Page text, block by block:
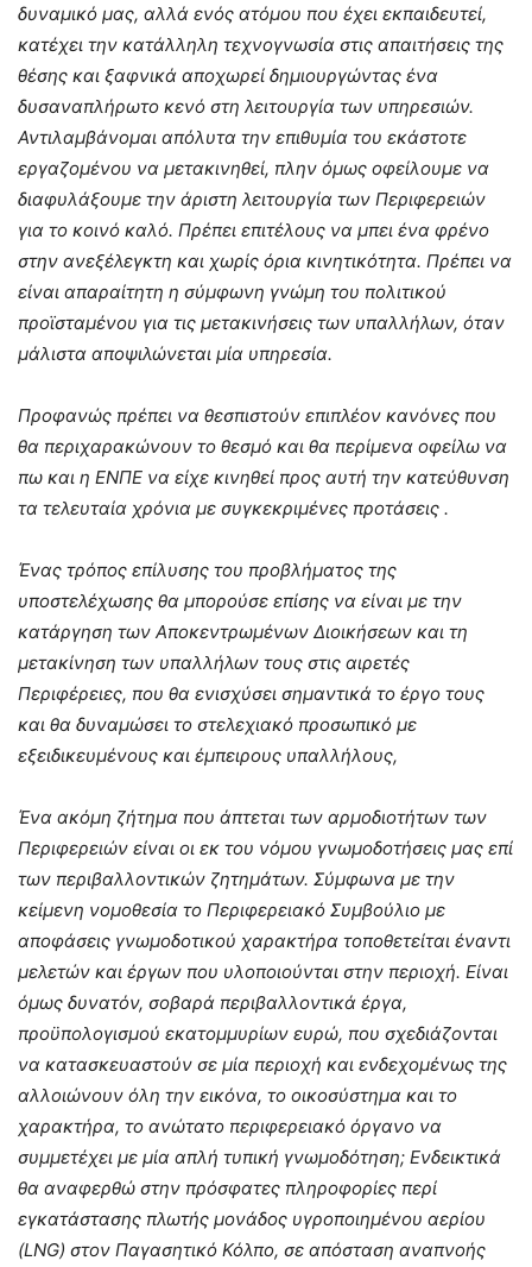
δυναμικό μας, αλλά ενός ατόμου που έχει εκπαιδευτεί,
κατέχει την κατάλληλη τεχνογνωσία στις απαιτήσεις της
θέσης και ξαφνικά αποχωρεί δημιουργώντας ένα
δυσαναπλήρωτο κενό στη λειτουργία των υπηρεσιών.
Αντιλαμβάνομαι απόλυτα την επιθυμία του εκάστοτε
εργαζομένου να μετακινηθεί, πλην όμως οφείλουμε να
διαφυλάξουμε την άριστη λειτουργία των Περιφερειών
για το κοινό καλό. Πρέπει επιτέλους να μπει ένα φρένο
στην ανεξέλεγκτη και χωρίς όρια κινητικότητα. Πρέπει να
είναι απαραίτητη η σύμφωνη γνώμη του πολιτικού
προϊσταμένου για τις μετακινήσεις των υπαλλήλων, όταν
μάλιστα αποψιλώνεται μία υπηρεσία.
Προφανώς πρέπει να θεσπιστούν επιπλέον κανόνες που
θα περιχαρακώνουν το θεσμό και θα περίμενα οφείλω να
πω και η ΕΝΠΕ να είχε κινηθεί προς αυτή την κατεύθυνση
τα τελευταία χρόνια με συγκεκριμένες προτάσεις .
Ένας τρόπος επίλυσης του προβλήματος της
υποστελέχωσης θα μπορούσε επίσης να είναι με την
κατάργηση των Αποκεντρωμένων Διοικήσεων και τη
μετακίνηση των υπαλλήλων τους στις αιρετές
Περιφέρειες, που θα ενισχύσει σημαντικά το έργο τους
και θα δυναμώσει το στελεχιακό προσωπικό με
εξειδικευμένους και έμπειρους υπαλλήλους,
Ένα ακόμη ζήτημα που άπτεται των αρμοδιοτήτων των
Περιφερειών είναι οι εκ του νόμου γνωμοδοτήσεις μας επί
των περιβαλλοντικών ζητημάτων. Σύμφωνα με την
κείμενη νομοθεσία το Περιφερειακό Συμβούλιο με
αποφάσεις γνωμοδοτικού χαρακτήρα τοποθετείται έναντι
μελετών και έργων που υλοποιούνται στην περιοχή. Είναι
όμως δυνατόν, σοβαρά περιβαλλοντικά έργα,
προϋπολογισμού εκατομμυρίων ευρώ, που σχεδιάζονται
να κατασκευαστούν σε μία περιοχή και ενδεχομένως της
αλλοιώνουν όλη την εικόνα, το οικοσύστημα και το
χαρακτήρα, το ανώτατο περιφερειακό όργανο να
συμμετέχει με μία απλή τυπική γνωμοδότηση; Ενδεικτικά
θα αναφερθώ στην πρόσφατες πληροφορίες περί
εγκατάστασης πλωτής μονάδος υγροποιημένου αερίου
(LNG) στον Παγασητικό Κόλπο, σε απόσταση αναπνοής